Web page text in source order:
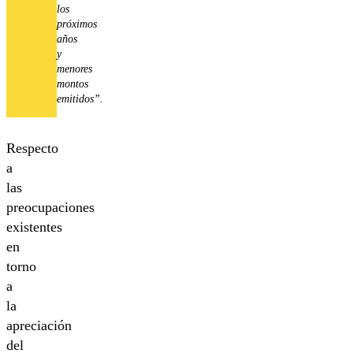
los
próximos
años
y
menores
montos
emitidos”.
Respecto
a
las
preocupaciones
existentes
en
torno
a
la
apreciación
del